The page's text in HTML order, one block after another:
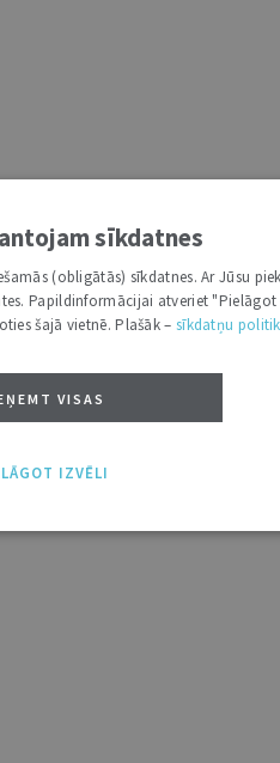
sīkdatnes
(obligātās) sīkdatnes. Ar Jūsu
Papildinformācijai atveriet "Pielāgot
šajā vietnē. Plašāk – sīkdatņu
VISAS
IZVĒLI